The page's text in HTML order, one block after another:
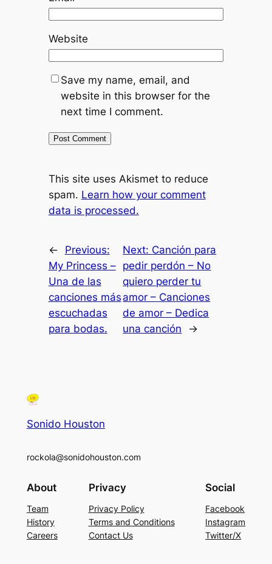
Website
Save my name, email, and
website in this browser for the
next time I comment.
This site uses Akismet to reduce
spam. Learn how your comment
data is processed.
←
Previous:
My Princess –
Una de las
canciones más
escuchadas
para bodas.
Next: Canción para
pedir perdón – No
quiero perder tu
amor – Canciones
de amor – Dedica
una canción
→
Sonido Houston
rockola@sonidohouston.com
About
Team
History
Careers
Privacy
Privacy Policy
Terms and Conditions
Contact Us
Social
Facebook
Instagram
Twitter/X